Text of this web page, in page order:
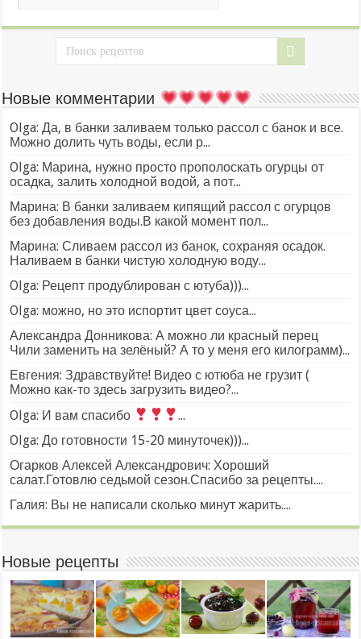
Новые комментарии
Olga: Да, в банки заливаем только рассол с банок и все.
Можно долить чуть воды, если р...
Olga: Марина, нужно просто прополоскать огурцы от
осадка, залить холодной водой, а пот...
Марина: В банки заливаем кипящий рассол с огурцов
без добавления воды.В какой момент пол...
Марина: Сливаем рассол из банок, сохраняя осадок.
Наливаем в банки чистую холодную воду...
Olga: Рецепт продублирован с ютуба)))...
Olga: можно, но это испортит цвет соуса...
Александра Донникова: А можно ли красный перец
Чили заменить на зелёный? А то у меня его килограмм)...
Евгения: Здравствуйте! Видео с ютюба не грузит (
Можно как-то здесь загрузить видео?...
Olga: И вам спасибо
...
Olga: До готовности 15-20 минуточек)))...
Огарков Алексей Александрович: Хороший
салат.Готовлю седьмой сезон.Спасибо за рецепты....
Галия: Вы не написали сколько минут жарить....
Новые рецепты